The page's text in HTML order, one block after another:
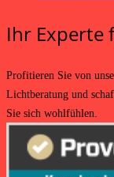
Ihr Experte
Profitieren Sie von
Lichtberatung und
Sie sich wohlfühlen.